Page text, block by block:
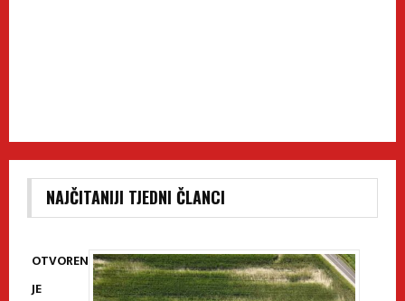
NAJČITANIJI TJEDNI ČLANCI
OTVOREN
JE